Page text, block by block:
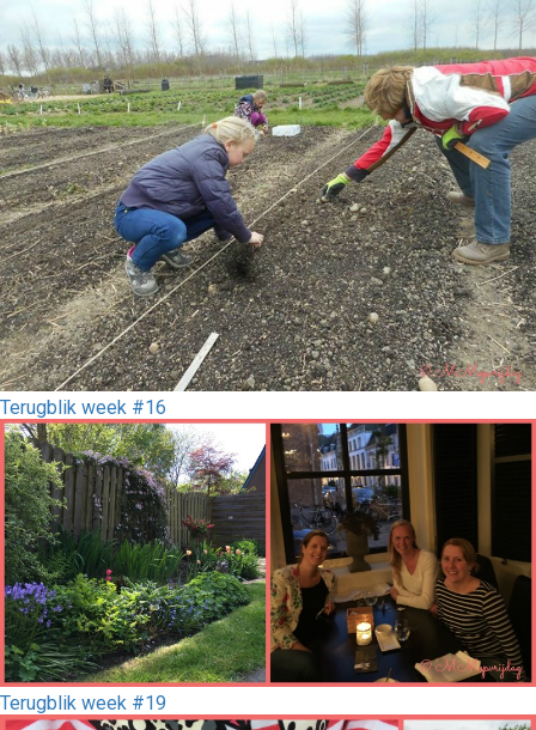
Terugblik week #16
Terugblik week #19